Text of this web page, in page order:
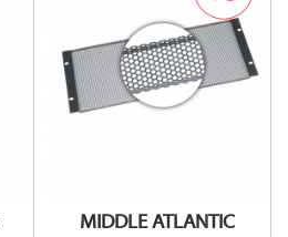
MIDDLE ATLANTIC
VT4
Ouverture à 64%